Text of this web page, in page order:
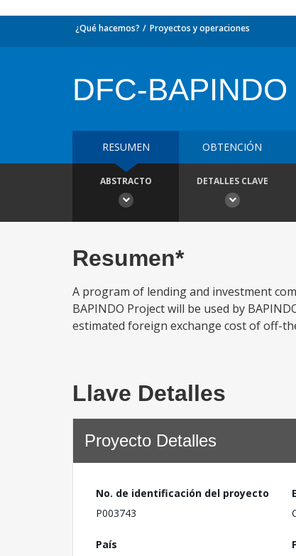
¿Qué hacemos? Proyectos y operaciones
DFC-BAPINDO
RESUMEN OBTENCIÓN
ABSTRACTO DETALLES CLAVE
Resumen*
A program of lending and investment
BAPINDO Project will be used by
estimated foreign exchange cost of off-
Llave Detalles
Proyecto Detalles
No. de identificación del proyecto
P003743
País